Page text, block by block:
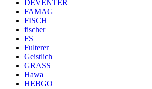
DEVENTER
FAMAG
FISCH
fischer
FS
Fulterer
Geistlich
GRASS
Hawa
HEBGO